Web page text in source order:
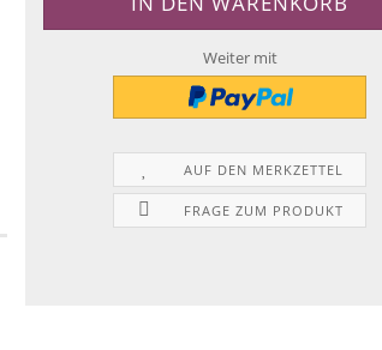
Weiter mit
AUF DEN MERKZETTEL
FRAGE ZUM PRODUKT